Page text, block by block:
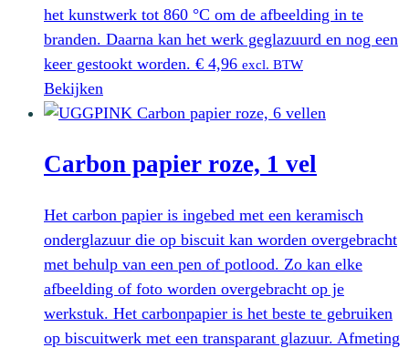
het kunstwerk tot 860 °C om de afbeelding in te
branden. Daarna kan het werk geglazuurd en nog een
keer gestookt worden. € 4,96 excl. BTW
Bekijken
Carbon papier roze, 1 vel
Het carbon papier is ingebed met een keramisch
onderglazuur die op biscuit kan worden overgebracht
met behulp van een pen of potlood. Zo kan elke
afbeelding of foto worden overgebracht op je
werkstuk. Het carbonpapier is het beste te gebruiken
op biscuitwerk met een transparant glazuur. Afmeting